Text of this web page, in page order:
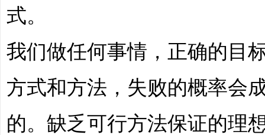
式。
我们做任何事情，正确的目
方式和方法，失败的概率会
的。缺乏可行方法保证的理